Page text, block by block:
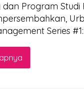
dan Program
Series